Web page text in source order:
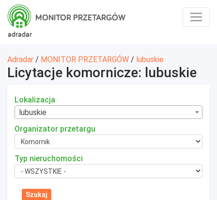
adradar
MONITOR PRZETARGÓW
Adradar / MONITOR PRZETARGÓW / lubuskie
Licytacje komornicze: lubuskie
Lokalizacja
lubuskie
Organizator przetargu
Typ nieruchomości